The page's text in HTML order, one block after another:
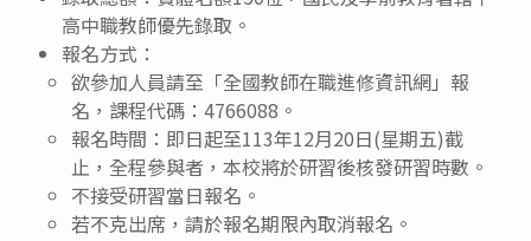
高中職教師優先錄取。
報名方式：
欲參加人員請至「全國教師在職進修資訊網」報
名，課程代碼：4766088。
報名時間：即日起至113年12月20日(星期五)截
止，全程參與者，本校將於研習後核發研習時數。
不接受研習當日報名。
若不克出席，請於報名期限內取消報名。